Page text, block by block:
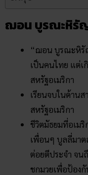
ฌอน บูรณะหิรั
“ฌอน บูรณะหิรั
เป็นคนไทย แต่เ
สหรัฐอเมริกา
เรียนจบในด้านส
สหรัฐอเมริกา
ชีวิตมัธยมที่อเมริ
เพื่อนๆ บูลลี่มาต
ต่อยตีประจำ จน
ชกมวยเพื่อป้อง